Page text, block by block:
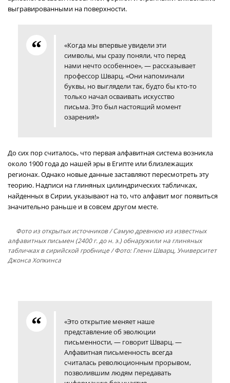
выгравированными на поверхности.
«Когда мы впервые увидели эти
символы, мы сразу поняли, что перед
нами нечто особенное», — рассказывает
профессор Шварц. «Они напоминали
буквы, но выглядели так, будто бы кто-то
только начал осваивать искусство
письма. Это был настоящий момент
озарения!»
До сих пор считалось, что первая алфавитная система возникла
около 1900 года до нашей эры в Египте или близлежащих
регионах. Однако новые данные заставляют пересмотреть эту
теорию. Надписи на глиняных цилиндрических табличках,
найденных в Сирии, указывают на то, что алфавит мог появиться
значительно раньше и в совсем другом месте.
Фото из открытых источников/ Самую древнюю из известных
алфавитных письмен (2400 г. до н. э.) обнаружили на глиняных
табличках в сирийской гробнице / Фото: Гленн Шварц, Университет
Джонса Хопкинса
«Это открытие меняет наше
представление об эволюции
письменности, — говорит Шварц. —
Алфавитная письменность всегда
считалась революционным прорывом,
позволившим людям передавать